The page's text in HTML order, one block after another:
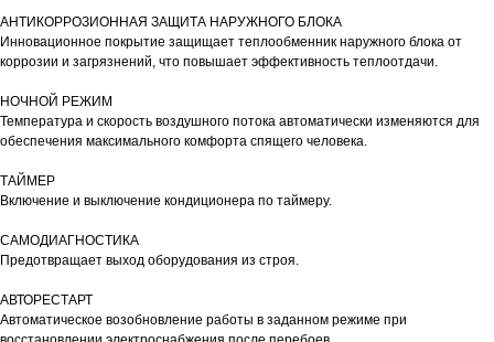
АНТИКОРРОЗИОННАЯ ЗАЩИТА НАРУЖНОГО БЛОКА
Инновационное покрытие защищает теплообменник наружного блока от
коррозии и загрязнений, что повышает эффективность теплоотдачи.
НОЧНОЙ РЕЖИМ
Температура и скорость воздушного потока автоматически изменяются для
обеспечения максимального комфорта спящего человека.
ТАЙМЕР
Включение и выключение кондиционера по таймеру.
САМОДИАГНОСТИКА
Предотвращает выход оборудования из строя.
АВТОРЕСТАРТ
Автоматическое возобновление работы в заданном режиме при